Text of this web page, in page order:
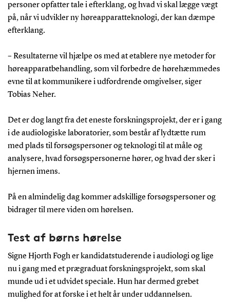
personer opfatter tale i efterklang, og hvad vi skal lægge vægt
på, når vi udvikler ny høreapparatteknologi, der kan dæmpe
efterklang.
– Resultaterne vil hjælpe os med at etablere nye metoder for
høreapparatbehandling, som vil forbedre de hørehæmmedes
evne til at kommunikere i udfordrende omgivelser, siger
Tobias Neher.
Det er dog langt fra det eneste forskningsprojekt, der er i gang
i de audiologiske laboratorier, som består af lydtætte rum
med plads til forsøgspersoner og teknologi til at måle og
analysere, hvad forsøgspersonerne hører, og hvad der sker i
hjernen imens.
På en almindelig dag kommer adskillige forsøgspersoner og
bidrager til mere viden om hørelsen.
Test af børns hørelse
Signe Hjorth Fogh er kandidatstuderende i audiologi og lige
nu i gang med et prægraduat forskningsprojekt, som skal
munde ud i et udvidet speciale. Hun har dermed grebet
mulighed for at forske i et helt år under uddannelsen.